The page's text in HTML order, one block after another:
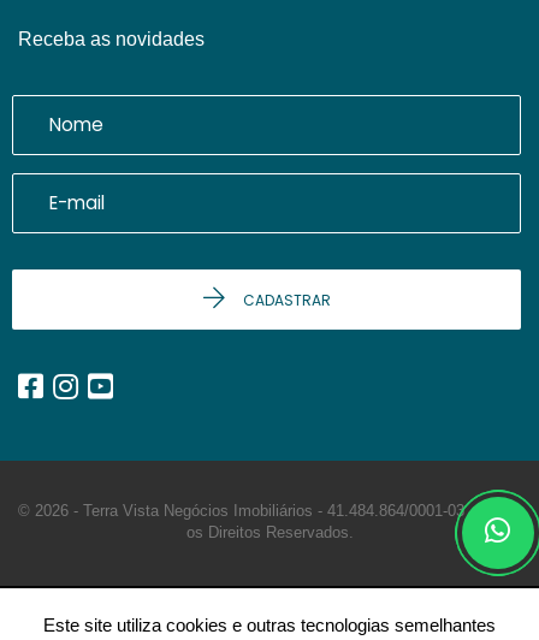
Receba as novidades
CADASTRAR
© 2026 - Terra Vista Negócios Imobiliários - 41.484.864/0001-03 - Todos
os Direitos Reservados.
Este site utiliza cookies e outras tecnologias semelhantes